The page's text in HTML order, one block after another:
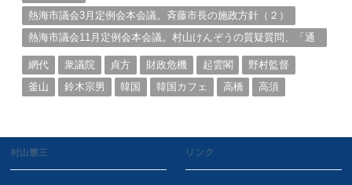
熱海市議会3月定例会本会議。斉藤市長の施政方針（２）
熱海市議会11月定例会本会議。村山けんぞうの質疑質問、「通
網代
衆議院 貞方 財政危機 起雲閣
野村監督
釜山
鈴木宗男 韓国 韓国カフェ 高橋 高須
村山憲三 リンク